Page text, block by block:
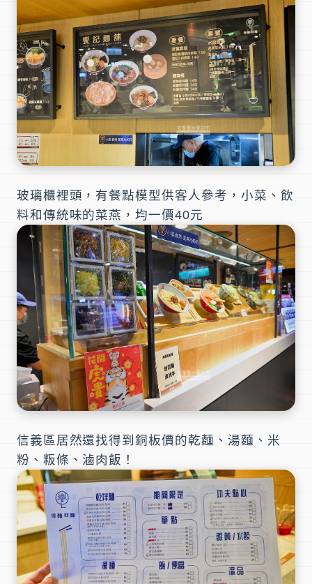
玻璃櫃裡頭，有餐點模型供客人參考，小菜、飲
料和傳統味的菜燕，均一價40元
信義區居然還找得到銅板價的乾麵、湯麵、米
粉、粄條、滷肉飯！